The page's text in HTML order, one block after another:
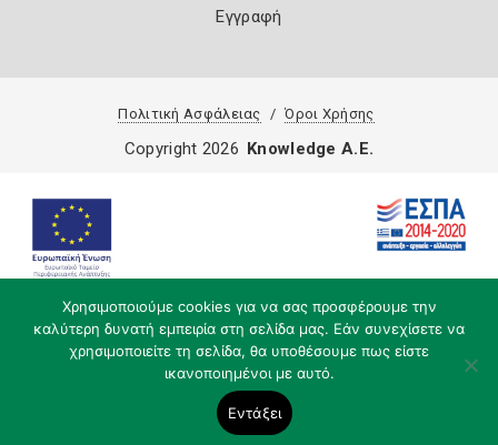
Εγγραφή
Πολιτική Ασφάλειας Όροι Χρήσης
Χρησιμοποιούμε cookies για να σας προσφέρουμε την
καλύτερη δυνατή εμπειρία στη σελίδα μας. Εάν συνεχίσετε να
χρησιμοποιείτε τη σελίδα, θα υποθέσουμε πως είστε
ικανοποιημένοι με αυτό.
Εντάξει
Copyright 2026 Knowledge A.E.